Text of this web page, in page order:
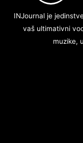
INJournal je
vaš ultimativni
muzike,